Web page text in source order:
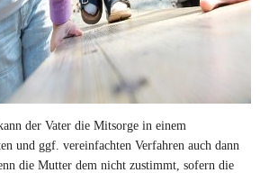
der Vater die Mitsorge in einem
und ggf. vereinfachten Verfahren auch dann
die Mutter dem nicht zustimmt, sofern die